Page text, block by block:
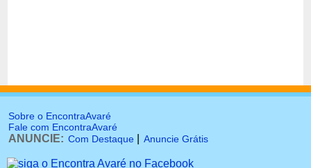
Sobre o EncontraAvaré
Fale com EncontraAvaré
ANUNCIE: Com Destaque Anuncie Grátis